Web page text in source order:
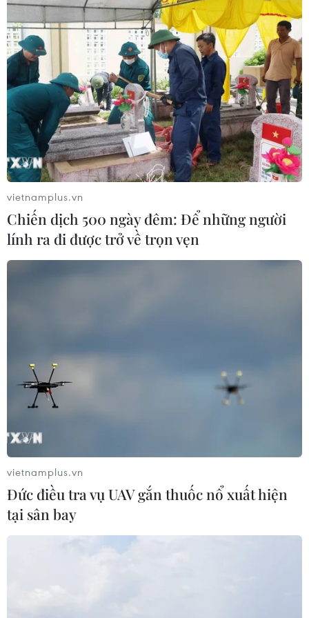
Thời tiết ngày 5/8: Bắc Bộ tiếp tục
mưa lớn, nguy cơ lũ quét và sạt lở đất
gia tăng
04/08/2026 23:08
Italy: Hai trận động đất liên tiếp làm
rung chuyển khu vực gần tháp
nghiêng Pisa
04/08/2026 22:41
Pháp ghi nhận tháng 7 nóng nhất
trong lịch sử
04/08/2026 15:16
đến vùng ven biển và đất liền Việt
Nam
04/08/2026 13:58
Hàn Quốc ban hành cảnh báo nắng
nóng cao nhất tại thủ đô Seoul
vietnamplus.vn
Chiến dịch 500 ngày đêm: Để những người
lính ra đi được trở về trọn vẹn
vietnamplus.vn
Đức điều tra vụ UAV gắn thuốc nổ xuất hiện
tại sân bay